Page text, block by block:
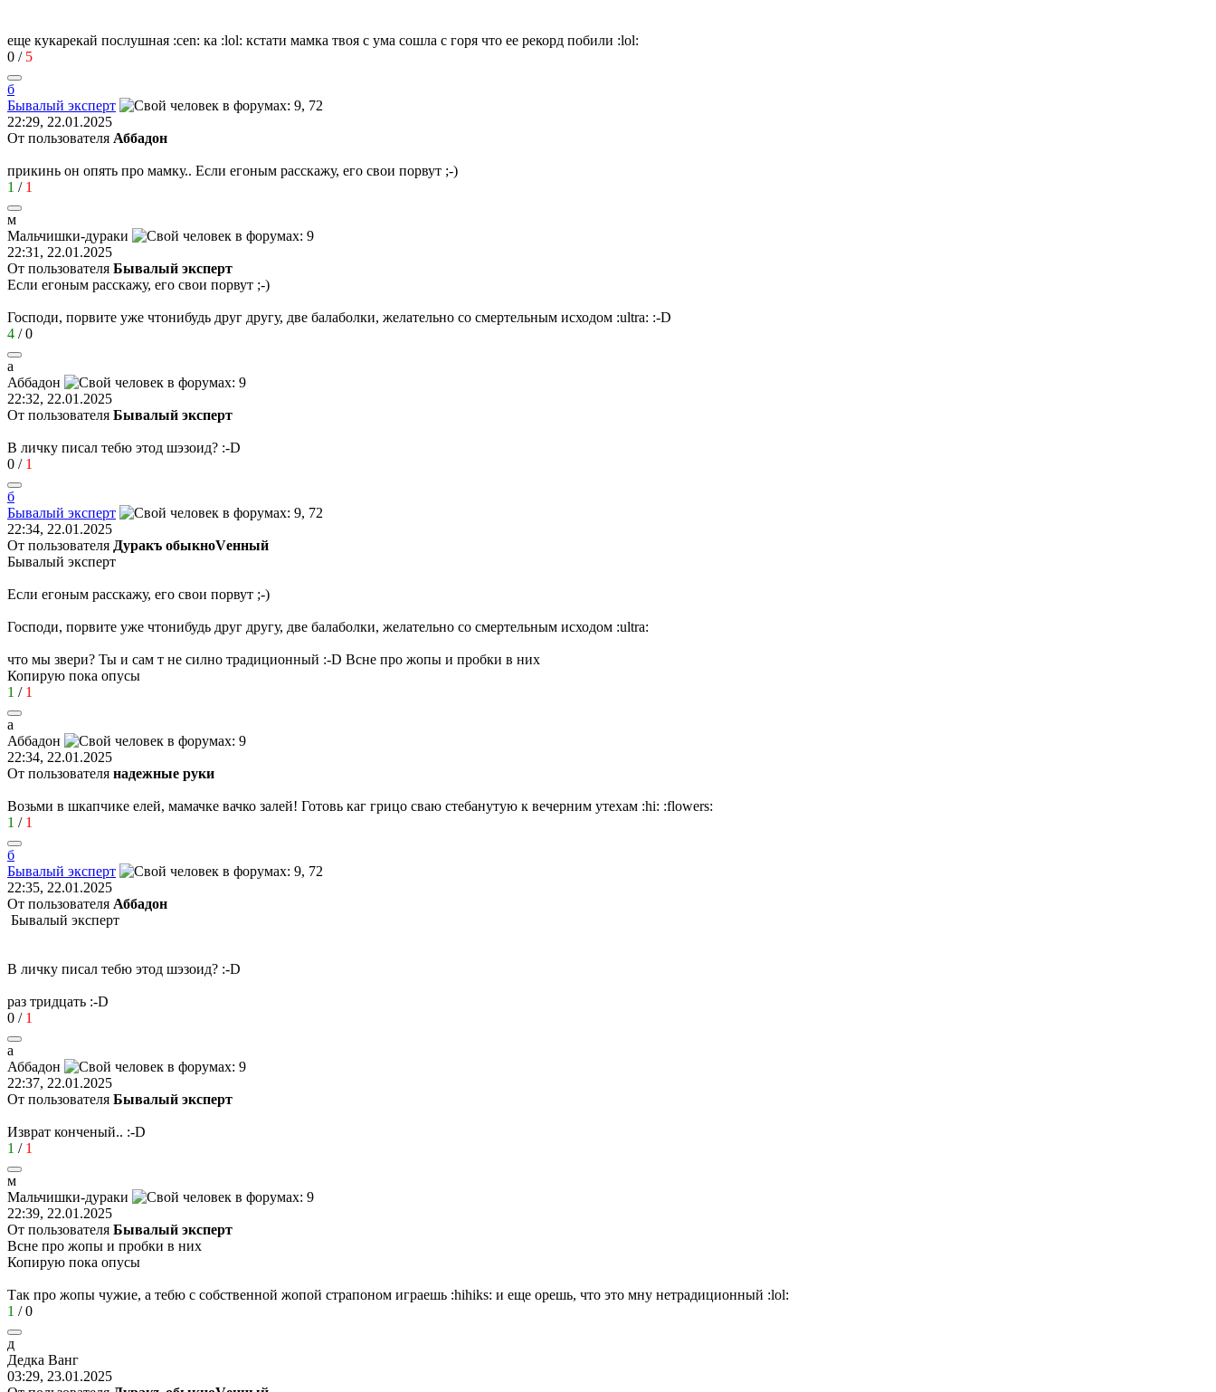
еще кукарекай послушная :cen: ка :lol: кстати мамка твоя с ума сошла с горя что ее рекорд побили :lol:
0 / 5
б
Бывалый эксперт
22:29, 22.01.2025
От пользователя Аббадон
прикинь он опять про мамку.. Если егоным расскажу, его свои порвут ;-)
1 / 1
м
Мальчишки-дураки
22:31, 22.01.2025
От пользователя Бывалый эксперт
Если егоным расскажу, его свои порвут ;-)
Господи, порвите уже чтонибудь друг другу, две балаболки, желательно со смертельным исходом :ultra: :-D
4 /0
а
Аббадон
22:32, 22.01.2025
От пользователя Бывалый эксперт
В личку писал тебю этод шэзоид? :-D
0 / 1
б
Бывалый эксперт
22:34, 22.01.2025
От пользователя Дуракъ обыкноVенный
Бывалый эксперт
Если егоным расскажу, его свои порвут ;-)
Господи, порвите уже чтонибудь друг другу, две балаболки, желательно со смертельным исходом :ultra:
что мы звери? Ты и сам т не силно традиционный :-D Всне про жопы и пробки в них
Копирую пока опусы
1 / 1
а
Аббадон
22:34, 22.01.2025
От пользователя надежные руки
Возьми в шкапчике елей, мамачке вачко залей! Готовь каг грицо сваю стебанутую к вечерним утехам :hi: :flowers:
1 / 1
б
Бывалый эксперт
22:35, 22.01.2025
От пользователя Аббадон
Бывалый эксперт
В личку писал тебю этод шэзоид? :-D
раз тридцать :-D
0 / 1
а
Аббадон
22:37, 22.01.2025
От пользователя Бывалый эксперт
Изврат конченый.. :-D
1 / 1
м
Мальчишки-дураки
22:39, 22.01.2025
От пользователя Бывалый эксперт
Всне про жопы и пробки в них
Копирую пока опусы
Так про жопы чужие, а тебю с собственной жопой страпоном играешь :hihiks: и еще орешь, что это мну нетрадиционный :lol:
1 /0
д
Дедка Ванг
03:29, 23.01.2025